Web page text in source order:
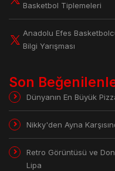
Basketbol Tiplemeleri
Anadolu Efes
Bilgi Yarışması
Son
Dünyanın En Büyük
Nikky'den Ayna
Retro Görüntüsü ve
Lipa